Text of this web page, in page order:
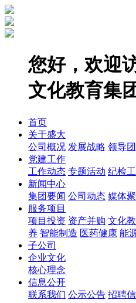
您好，欢迎
文化教育集
首页
关于盛大
公司概况 发展战略 领导
党建工作
工作动态 专题活动 纪检
新闻中心
集团要闻 公司动态 媒体
服务项目
项目投资 资产并购 文化
养 智能制造 医药健康 能
子公司
企业文化
核心理念
信息公开
联系我们 公示公告 招聘